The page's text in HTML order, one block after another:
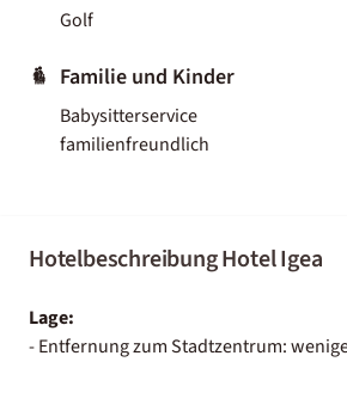
Golf
Familie und Kinder
Babysitterservice
familienfreundlich
Hotelbeschreibung Hotel Igea
Lage:
- Entfernung zum Stadtzentrum: